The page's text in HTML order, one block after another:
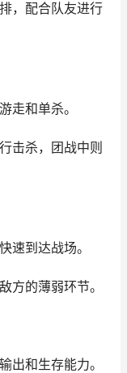
，配合队友进行
走和单杀。
击杀，团战中则
速到达战场。
方的薄弱环节。
出和生存能力。